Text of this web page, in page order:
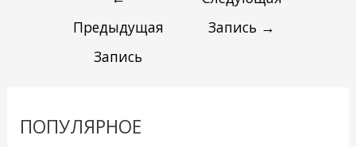
Предыдущая
Запись
Запись →
ПОПУЛЯРНОЕ